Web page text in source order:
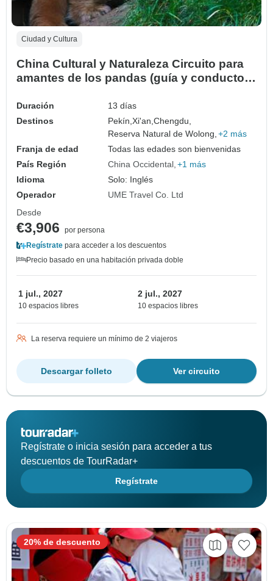
Ciudad y Cultura
China Cultural y Naturaleza Circuito para
amantes de los pandas (guía y conductor
Duración
13 días
Destinos
Pekín,Xi'an,Chengdu,
Reserva Natural de Wolong, +2 más
Franja de edad
Todas las edades son bienvenidas
País Región
China Occidental +1 más
Idioma
Solo: Inglés
Operador
UME Travel Co. Ltd
Desde
€3,906
por persona
Regístrate para acceder a los descuentos
Precio basado en una habitación privada doble
1 jul., 2027
10 espacios libres
2 jul., 2027
10 espacios libres
La reserva requiere un mínimo de 2 viajeros
Ver circuito
Descargar folleto
Regístrate o inicia sesión para acceder a tus
descuentos de TourRadar+
Regístrate
20% de descuento